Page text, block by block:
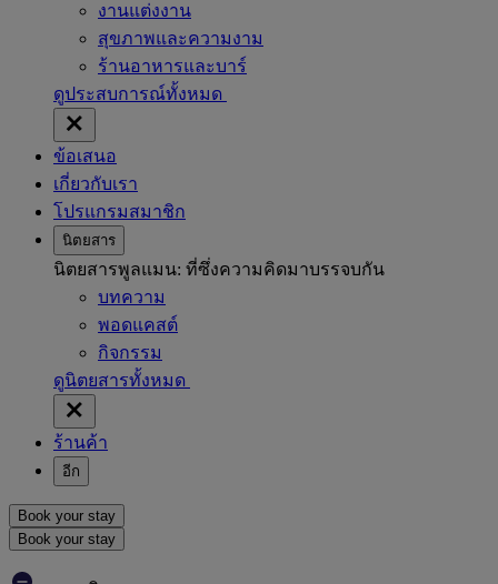
งานแต่งงาน
สุขภาพและความงาม
ร้านอาหารและบาร์
ดูประสบการณ์ทั้งหมด
ข้อเสนอ
เกี่ยวกับเรา
โปรแกรมสมาชิก
นิตยสาร
นิตยสารพูลแมน: ที่ซึ่งความคิดมาบรรจบกัน
บทความ
พอดแคสต์
กิจกรรม
ดูนิตยสารทั้งหมด
ร้านค้า
อีก
Book your stay
Book your stay